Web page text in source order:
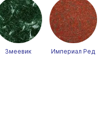
Змеевик Империал Ред